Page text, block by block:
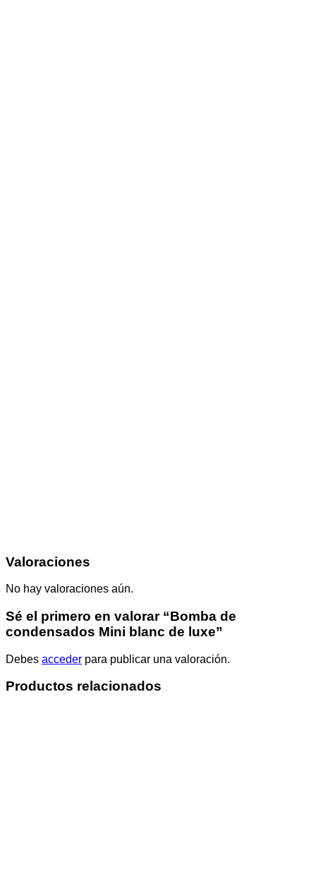
Valoraciones
No hay valoraciones aún.
Sé el primero en valorar “Bomba de
condensados Mini blanc de luxe”
Debes acceder para publicar una valoración.
Productos relacionados